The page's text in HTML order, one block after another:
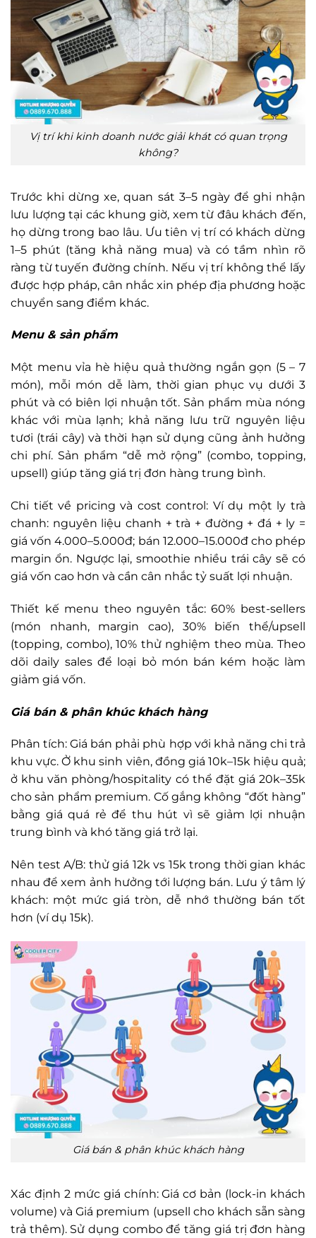
Vị trí khi kinh doanh nước giải khát có quan trọng
không?
Trước khi dừng xe, quan sát 3–5 ngày để ghi nhận
lưu lượng tại các khung giờ, xem từ đâu khách đến,
họ dừng trong bao lâu. Ưu tiên vị trí có khách dừng
1–5 phút (tăng khả năng mua) và có tầm nhìn rõ
ràng từ tuyến đường chính. Nếu vị trí không thể lấy
được hợp pháp, cân nhắc xin phép địa phương hoặc
chuyển sang điểm khác.
Menu & sản phẩm
Một menu vỉa hè hiệu quả thường ngắn gọn (5 – 7
món), mỗi món dễ làm, thời gian phục vụ dưới 3
phút và có biên lợi nhuận tốt. Sản phẩm mùa nóng
khác với mùa lạnh; khả năng lưu trữ nguyên liệu
tươi (trái cây) và thời hạn sử dụng cũng ảnh hưởng
chi phí. Sản phẩm “dễ mở rộng” (combo, topping,
upsell) giúp tăng giá trị đơn hàng trung bình.
Chi tiết về pricing và cost control: Ví dụ một ly trà
chanh: nguyên liệu chanh + trà + đường + đá + ly =
giá vốn 4.000–5.000đ; bán 12.000–15.000đ cho phép
margin ổn. Ngược lại, smoothie nhiều trái cây sẽ có
giá vốn cao hơn và cần cân nhắc tỷ suất lợi nhuận.
Thiết kế menu theo nguyên tắc: 60% best-sellers
(món nhanh, margin cao), 30% biến thể/upsell
(topping, combo), 10% thử nghiệm theo mùa. Theo
dõi daily sales để loại bỏ món bán kém hoặc làm
giảm giá vốn.
Giá bán & phân khúc khách hàng
Phân tích: Giá bán phải phù hợp với khả năng chi trả
khu vực. Ở khu sinh viên, đồng giá 10k–15k hiệu quả;
ở khu văn phòng/hospitality có thể đặt giá 20k–35k
cho sản phẩm premium. Cố gắng không “đốt hàng”
bằng giá quá rẻ để thu hút vì sẽ giảm lợi nhuận
trung bình và khó tăng giá trở lại.
Nên test A/B: thử giá 12k vs 15k trong thời gian khác
nhau để xem ảnh hưởng tới lượng bán. Lưu ý tâm lý
khách: một mức giá tròn, dễ nhớ thường bán tốt
hơn (ví dụ 15k).
Giá bán & phân khúc khách hàng
Xác định 2 mức giá chính: Giá cơ bản (lock-in khách
volume) và Giá premium (upsell cho khách sẵn sàng
trả thêm). Sử dụng combo để tăng giá trị đơn hàng